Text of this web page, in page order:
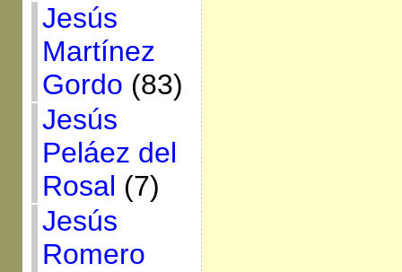
Jesús
Martínez
Gordo (83)
Jesús
Peláez del
Rosal (7)
Jesús
Romero